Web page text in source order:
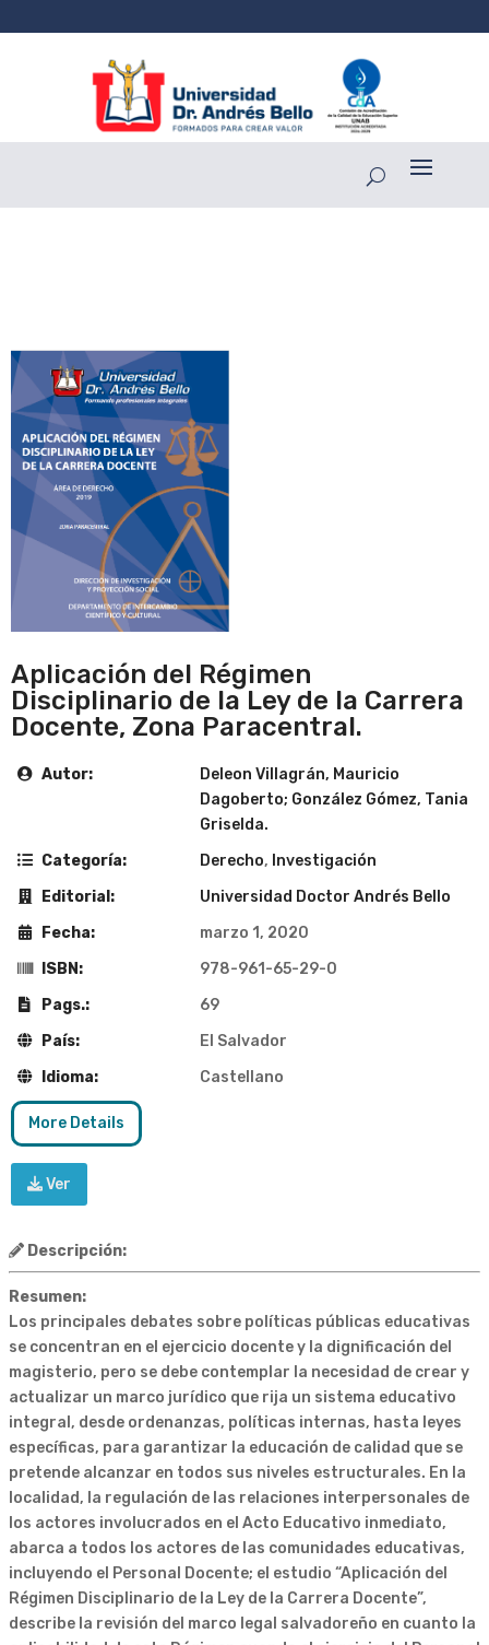
Aplicación del Régimen
Disciplinario de la Ley de la Carrera
Docente, Zona Paracentral.
Autor:
Deleon Villagrán, Mauricio
Dagoberto; González Gómez, Tania
Griselda.
Categoría:
Derecho, Investigación
Editorial:
Universidad Doctor Andrés Bello
Fecha:
marzo 1, 2020
ISBN:
978-961-65-29-0
Pags.:
69
País:
El Salvador
Idioma:
Castellano
More Details
Ver
Descripción:
Resumen:
Los principales debates sobre políticas públicas educativas
se concentran en el ejercicio docente y la dignificación del
magisterio, pero se debe contemplar la necesidad de crear y
actualizar un marco jurídico que rija un sistema educativo
integral, desde ordenanzas, políticas internas, hasta leyes
específicas, para garantizar la educación de calidad que se
pretende alcanzar en todos sus niveles estructurales. En la
localidad, la regulación de las relaciones interpersonales de
los actores involucrados en el Acto Educativo inmediato,
abarca a todos los actores de las comunidades educativas,
incluyendo el Personal Docente; el estudio “Aplicación del
Régimen Disciplinario de la Ley de la Carrera Docente”,
describe la revisión del marco legal salvadoreño en cuanto la